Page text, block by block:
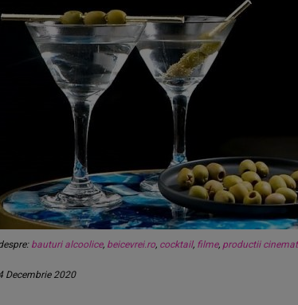
bauturi alcoolice, beicevrei.ro, cocktail, filme, productii
Decembrie 2020